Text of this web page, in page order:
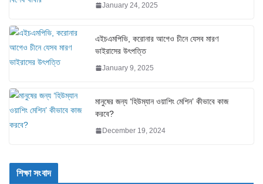
January 24, 2025
এইচএমপিভি, করোনার আগেও চীনে যেসব মারণ
ভাইরাসের উৎপত্তি
January 9, 2025
মানুষের জন্য ‘হিউম্যান ওয়াশিং মেশিন’ কীভাবে কাজ
করবে?
December 19, 2024
শিক্ষা সংবাদ